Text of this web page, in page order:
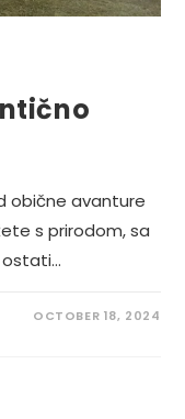
obične avanture
s prirodom, sa
ostati…
OCTOBER 18, 2024